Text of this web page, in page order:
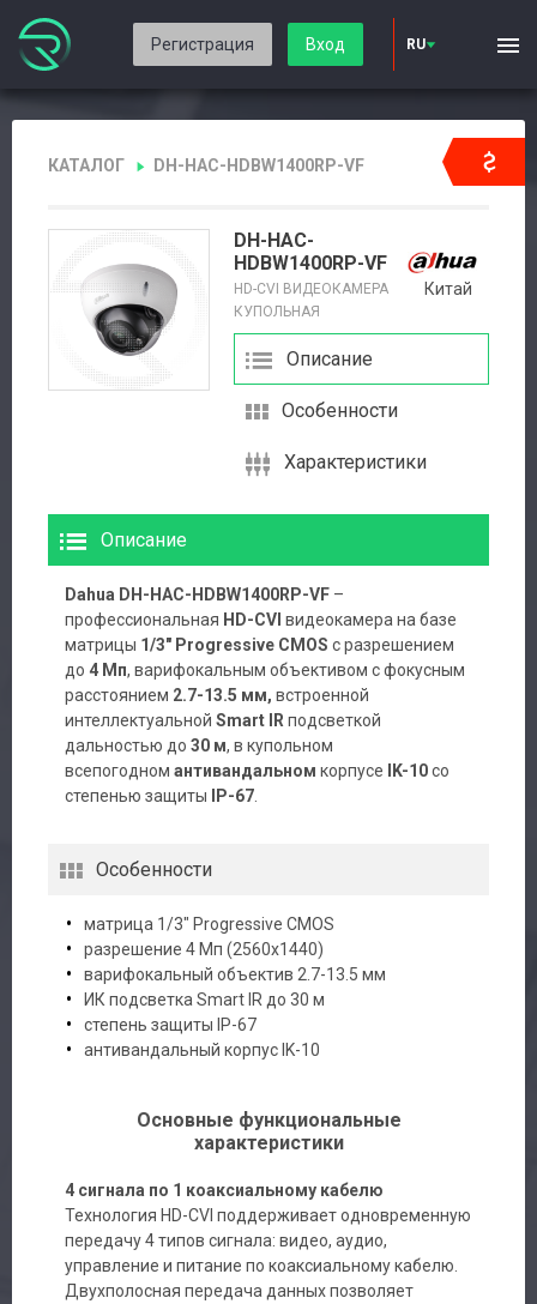
Регистрация Вход RU
КАТАЛОГ DH-HAC-HDBW1400RP-VF
DH-HAC-
HDBW1400RP-VF
HD-CVI ВИДЕОКАМЕРА
КУПОЛЬНАЯ
Китай
Описание
Особенности
Характеристики
Описание
Dahua DH-HAC-HDBW1400RP-VF –
профессиональная HD-CVI видеокамера на базе
матрицы 1/3″ Progressive CMOS с разрешением
до 4 Мп, варифокальным объективом с фокусным
расстоянием 2.7-13.5 мм, встроенной
интеллектуальной Smart IR подсветкой
дальностью до 30 м, в купольном
всепогодном антивандальном корпусе IK-10со
степенью защиты
IP-67
Особенности
матрица 1/3″ Progressive CMOS
разрешение 4 Мп (2560х1440)
варифокальный объектив 2.7-13.5 мм
ИК подсветка Smart IR до 30 м
степень защиты IP-67
антивандальный корпус IK-10
Основные функциональные
характеристики
4 сигнала по 1 коаксиальному кабелю
Технология HD-CVI поддерживает одновременную
передачу 4 типов сигнала: видео, аудио,
управление и питание по коаксиальному кабелю.
Двухполосная передача данных позволяет